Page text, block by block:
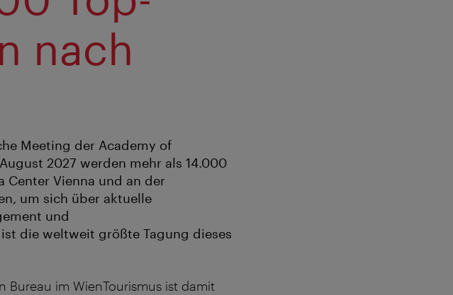
nach
Meeting der Academy of
2027 werden mehr als 14.000
Center Vienna und an der
um sich über aktuelle
und
die weltweit größte Tagung dieses
Bureau im WienTourismus ist damit